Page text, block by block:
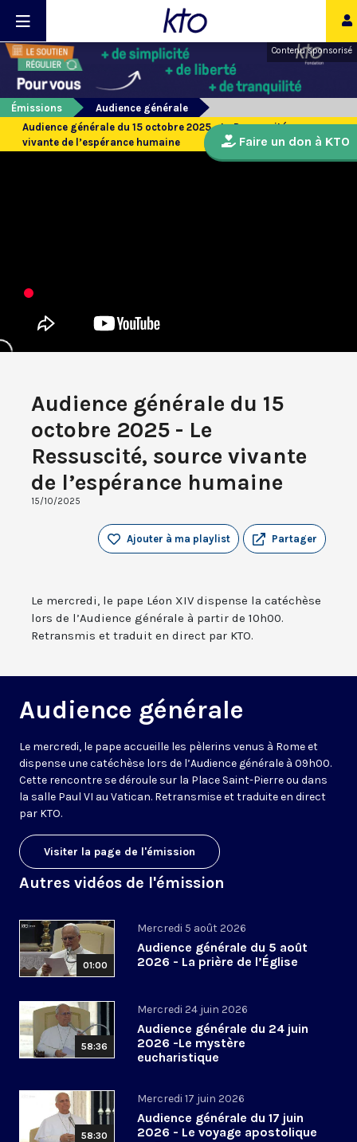
Contenu sponsorisé
Émissions
Audience générale
Audience générale du 15 octobre 2025 - Le Ressuscité, source
vivante de l’espérance humaine
Audience générale du 15
octobre 2025 - Le
Ressuscité, source vivante
de l’espérance humaine
15/10/2025
Partager
Ajouter à ma playlist
Le mercredi, le pape Léon XIV dispense la catéchèse
lors de l’Audience générale à partir de 10h00.
Retransmis et traduit en direct par KTO.
Audience générale
Le mercredi, le pape accueille les pèlerins venus à Rome et
dispense une catéchèse lors de l’Audience générale à 09h00.
Cette rencontre se déroule sur la Place Saint-Pierre ou dans
la salle Paul VI au Vatican. Retransmise et traduite en direct
par KTO.
Visiter la page de l'émission
Autres vidéos de l'émission
01:00
Mercredi 5 août 2026
Audience générale du 5 août
2026 - La prière de l’Église
58:36
Mercredi 24 juin 2026
Audience générale du 24 juin
2026 -Le mystère
eucharistique
58:30
Mercredi 17 juin 2026
Audience générale du 17 juin
2026 - Le voyage apostolique
Faire un don à KTO